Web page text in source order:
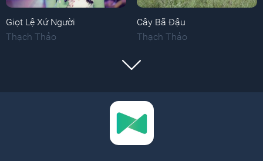
Giọt Lệ Xứ Người
Thạch Thảo
Cây Bã Đậu
Thạch Thảo